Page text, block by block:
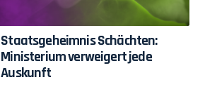
Staatsgeheimnis Schächten:
Ministerium verweigert jede
Auskunft